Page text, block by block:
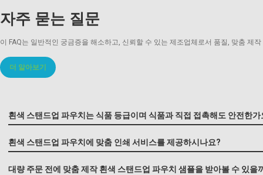
내구성이 뛰어난 틴타
자주 묻는 질문
이 FAQ는 일반적인 궁금증을 해소하고, 신뢰할 수 있는 제조업체로서 품질, 맞춤 제
더 알아보기
흰색 스탠드업 파우치는 식품 등급이며 식품과 직접 접촉해도 안전한가
흰색 스탠드업 파우치에 맞춤 인쇄 서비스를 제공하시나요?
대량 주문 전에 맞춤 제작 흰색 스탠드업 파우치 샘플을 받아볼 수 있을